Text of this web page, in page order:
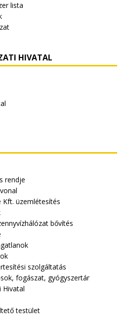
lista
HIVATAL
rendje
Kft. üzemlétesítés
bővítés
szolgáltatás
fogászat, gyógyszertár
Hivatal
testület